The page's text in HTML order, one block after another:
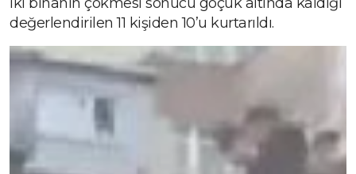
değerlendirilen 11 kişiden 10’u kurtarıldı.